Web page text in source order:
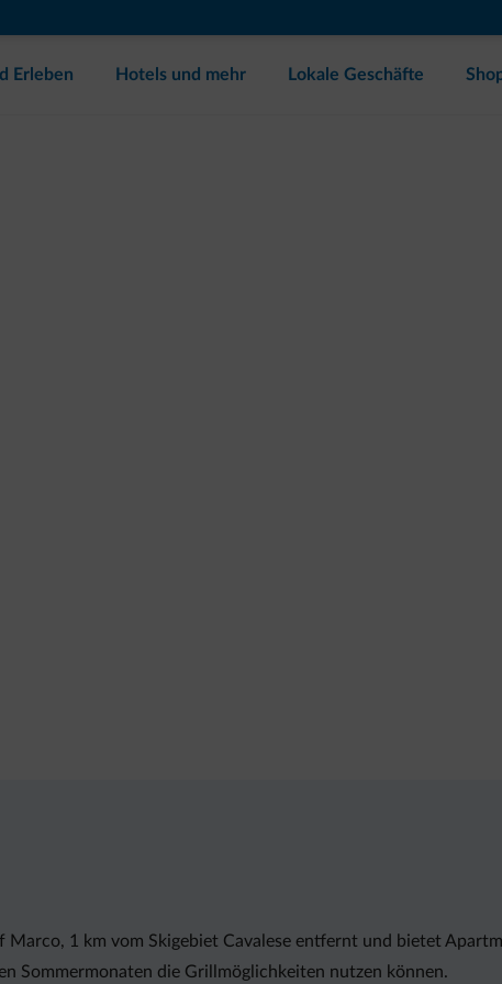
Erleben Hotels und mehr Lokale Geschäfte
1 km vom Skigebiet Cavalese entfernt und bietet
Sommermonaten die Grillmöglichkeiten nutzen können.